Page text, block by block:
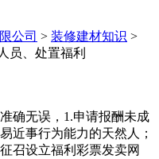
公司 > 装修建材知识 >
员、处置福利
无误，1.申请报酬未成
近事行为能力的天然人；
召设立福利彩票发卖网